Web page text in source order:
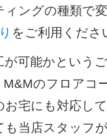
ィングの種類で
をご利用くださ
が可能かという
のフロアコ
お宅にも対応し
も当店スタッフ